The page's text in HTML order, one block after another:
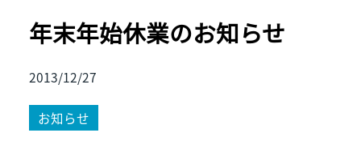
年末年始休業のお知らせ
2013/12/27
お知らせ